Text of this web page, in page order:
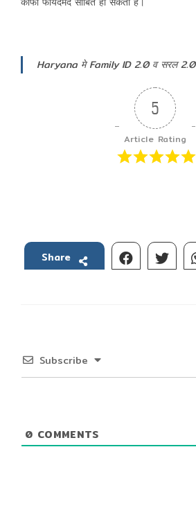
Haryana मे Family ID 2.0 व सरल 2.0
5
Article Rating
Share
Subscribe
0 COMMENTS